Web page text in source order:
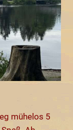
mühelos 5